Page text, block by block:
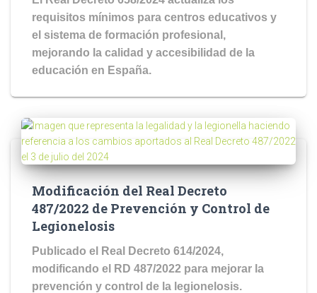
requisitos mínimos para centros educativos y
el sistema de formación profesional,
mejorando la calidad y accesibilidad de la
educación en España.
Modificación del Real Decreto
487/2022 de Prevención y Control de
Legionelosis
Publicado el Real Decreto 614/2024,
modificando el RD 487/2022 para mejorar la
prevención y control de la legionelosis.